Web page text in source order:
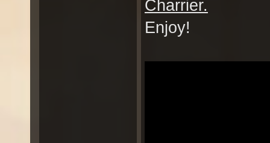
Charrier.
Enjoy!